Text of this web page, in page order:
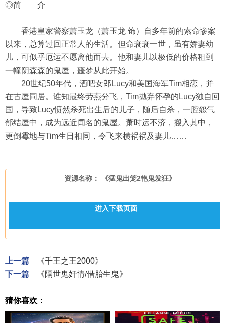
◎简 介
香港皇家警察萧玉龙（萧玉龙 饰）自多年前的索命惨案
以来，总算过回正常人的生活。但命衰衰一世，虽有娇妻幼
儿，可似乎厄运不愿离他而去。他和妻儿以极低的价格租到
一幢阴森森的鬼屋，噩梦从此开始。
20世纪50年代，酒吧女郎Lucy和美国海军Tim相恋，并
在古屋同居。谁知最终劳燕分飞，Tim抛弃怀孕的Lucy独自回
国，导致Lucy愤然杀死出生后的儿子，随后自杀，一腔怨气
郁结屋中，成为远近闻名的鬼屋。萧时运不济，搬入其中，
更倒霉地与Tim生日相同，令飞来横祸祸及妻儿……
资源名称： 《猛鬼出笼2艳鬼发狂》
进入下载页面
上一篇
《千王之王2000》
下一篇
《隔世鬼奸情/借胎生鬼》
猜你喜欢：